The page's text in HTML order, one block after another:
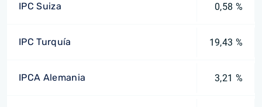
IPC Suiza 0,58 %
IPC Turquía 19,43 %
IPCA Alemania 3,21 %